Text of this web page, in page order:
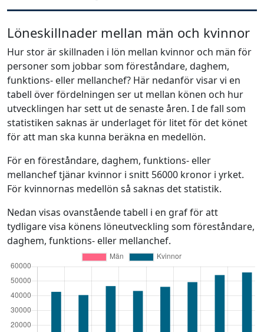
Löneskillnader mellan män och kvinnor
Hur stor är skillnaden i lön mellan kvinnor och män för
personer som jobbar som föreståndare, daghem,
funktions- eller mellanchef? Här nedanför visar vi en
tabell över fördelningen ser ut mellan könen och hur
utvecklingen har sett ut de senaste åren. I de fall som
statistiken saknas är underlaget för litet för det könet
för att man ska kunna beräkna en medellön.
För en föreståndare, daghem, funktions- eller
mellanchef tjänar kvinnor i snitt 56000 kronor i yrket.
För kvinnornas medellön så saknas det statistik.
Nedan visas ovanstående tabell i en graf för att
tydligare visa könens löneutveckling som föreståndare,
daghem, funktions- eller mellanchef.